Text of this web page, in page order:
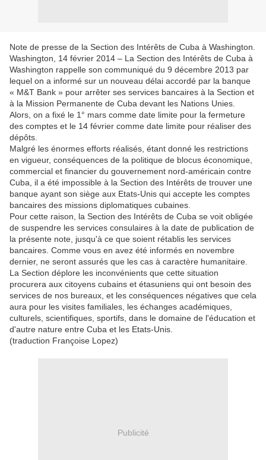
Note de presse de la Section des Intérêts de Cuba à Washington.
Washington, 14 février 2014 – La Section des Intérêts de Cuba à
Washington rappelle son communiqué du 9 décembre 2013 par
lequel on a informé sur un nouveau délai accordé par la banque
« M&T Bank » pour arrêter ses services bancaires à la Section et
à la Mission Permanente de Cuba devant les Nations Unies.
Alors, on a fixé le 1° mars comme date limite pour la fermeture
des comptes et le 14 février comme date limite pour réaliser des
dépôts.
Malgré les énormes efforts réalisés, étant donné les restrictions
en vigueur, conséquences de la politique de blocus économique,
commercial et financier du gouvernement nord-américain contre
Cuba, il a été impossible à la Section des Intérêts de trouver une
banque ayant son siège aux Etats-Unis qui accepte les comptes
bancaires des missions diplomatiques cubaines.
Pour cette raison, la Section des Intérêts de Cuba se voit obligée
de suspendre les services consulaires à la date de publication de
la présente note, jusqu'à ce que soient rétablis les services
bancaires. Comme vous en avez été informés en novembre
dernier, ne seront assurés que les cas à caractère humanitaire.
La Section déplore les inconvénients que cette situation
procurera aux citoyens cubains et étasuniens qui ont besoin des
services de nos bureaux, et les conséquences négatives que cela
aura pour les visites familiales, les échanges académiques,
culturels, scientifiques, sportifs, dans le domaine de l'éducation et
d'autre nature entre Cuba et les Etats-Unis.
(traduction Françoise Lopez)
Publicité